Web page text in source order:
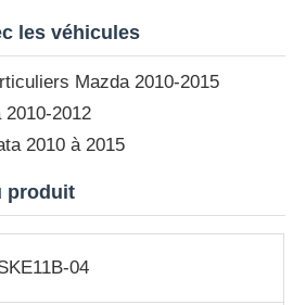
les véhicules
Mazda 2010-2015
2012
2010 à 2015
produit
04